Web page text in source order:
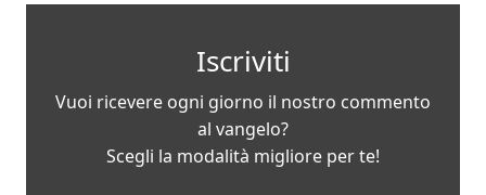
Iscriviti
Vuoi ricevere ogni giorno il nostro commento
al vangelo?
Scegli la modalità migliore per te!